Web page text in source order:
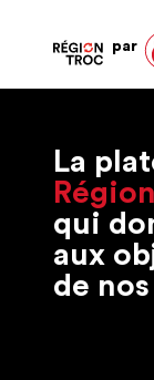
par
La
qui
aux
de